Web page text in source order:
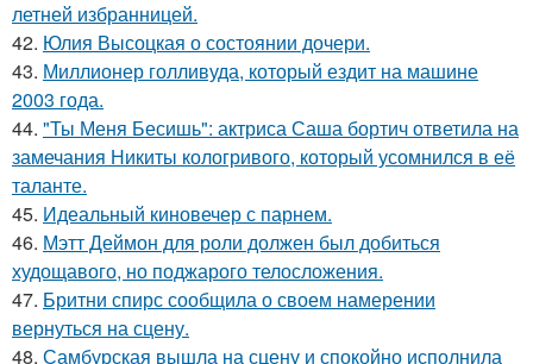
летней избранницей.
42. Юлия Высоцкая о состоянии дочери.
43. Миллионер голливуда, который ездит на машине
2003 года.
44. "Ты Меня Бесишь": актриса Саша бортич ответила на
замечания Никиты кологривого, который усомнился в её
таланте.
45. Идеальный киновечер с парнем.
46. Мэтт Деймон для роли должен был добиться
худощавого, но поджарого телосложения.
47. Бритни спирс сообщила о своем намерении
вернуться на сцену.
48. Самбурская вышла на сцену и спокойно исполнила